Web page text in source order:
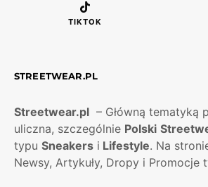
TIKTOK
STREETWEAR.PL
Streetwear.pl – Główną tematyką
uliczna, szczególnie Polski
typu Sneakers i Lifestyle. Na
Newsy, Artykuły, Dropy i Promocje